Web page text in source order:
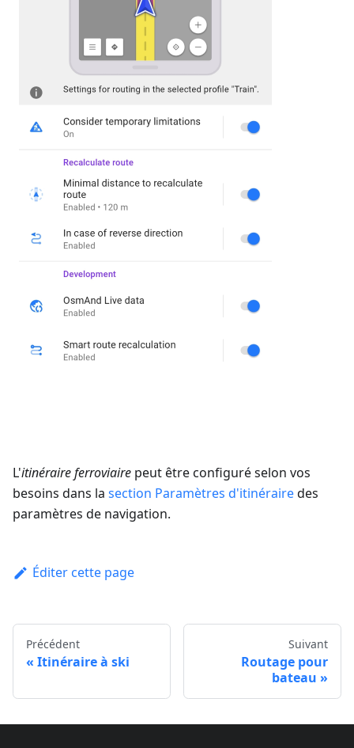
L'itinéraire ferroviaire peut être configuré selon vos
besoins dans la section Paramètres d'itinérairedes
paramètres de navigation.
Éditer cette page
Précédent
Itinéraire à ski
Suivant
Routage pour
bateau